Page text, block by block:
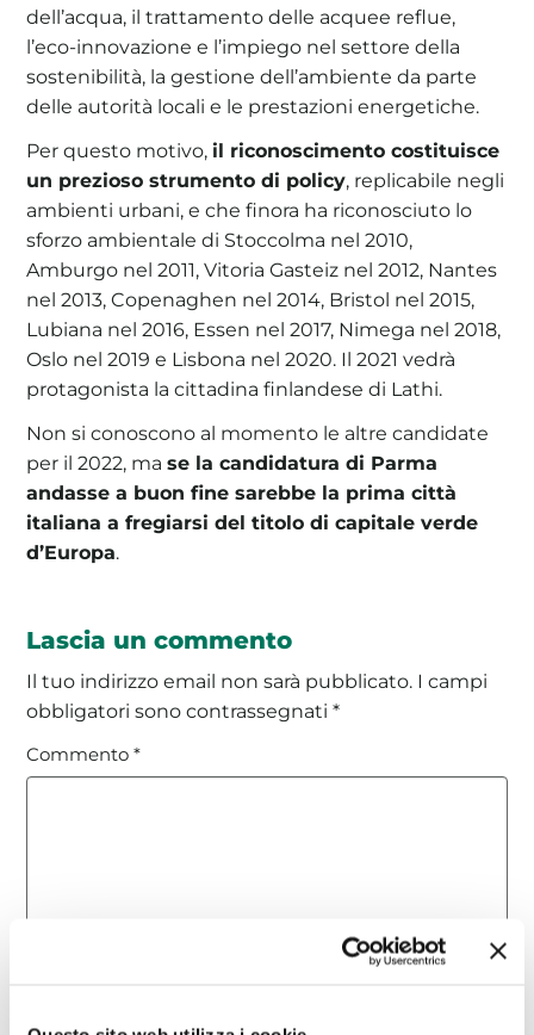
dell’acqua, il trattamento delle acquee reflue,
l’eco-innovazione e l’impiego nel settore della
sostenibilità, la gestione dell’ambiente da parte
delle autorità locali e le prestazioni energetiche.
Per questo motivo, il riconoscimento costituisce
un prezioso strumento di policy, replicabile negli
ambienti urbani, e che finora ha riconosciuto lo
sforzo ambientale di Stoccolma nel 2010,
Amburgo nel 2011, Vitoria Gasteiz nel 2012, Nantes
nel 2013, Copenaghen nel 2014, Bristol nel 2015,
Lubiana nel 2016, Essen nel 2017, Nimega nel 2018,
Oslo nel 2019 e Lisbona nel 2020. Il 2021 vedrà
protagonista la cittadina finlandese di Lathi.
Non si conoscono al momento le altre candidate
per il 2022, mase la candidatura di Parma
andasse a buon fine sarebbe la prima città
italiana a fregiarsi del titolo di capitale verde
d’Europa.
Lascia un commento
Il tuo indirizzo email non sarà pubblicato. I campi
obbligatori sono contrassegnati*
Commento*